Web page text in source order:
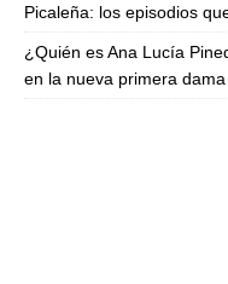
Picaleña: los episodios
¿Quién es Ana Lucía
en la nueva primera